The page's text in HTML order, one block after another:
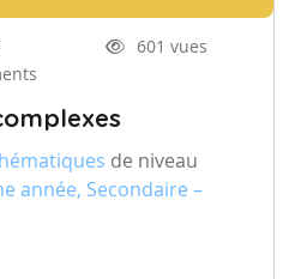
601 vues
de niveau
année, Secondaire –